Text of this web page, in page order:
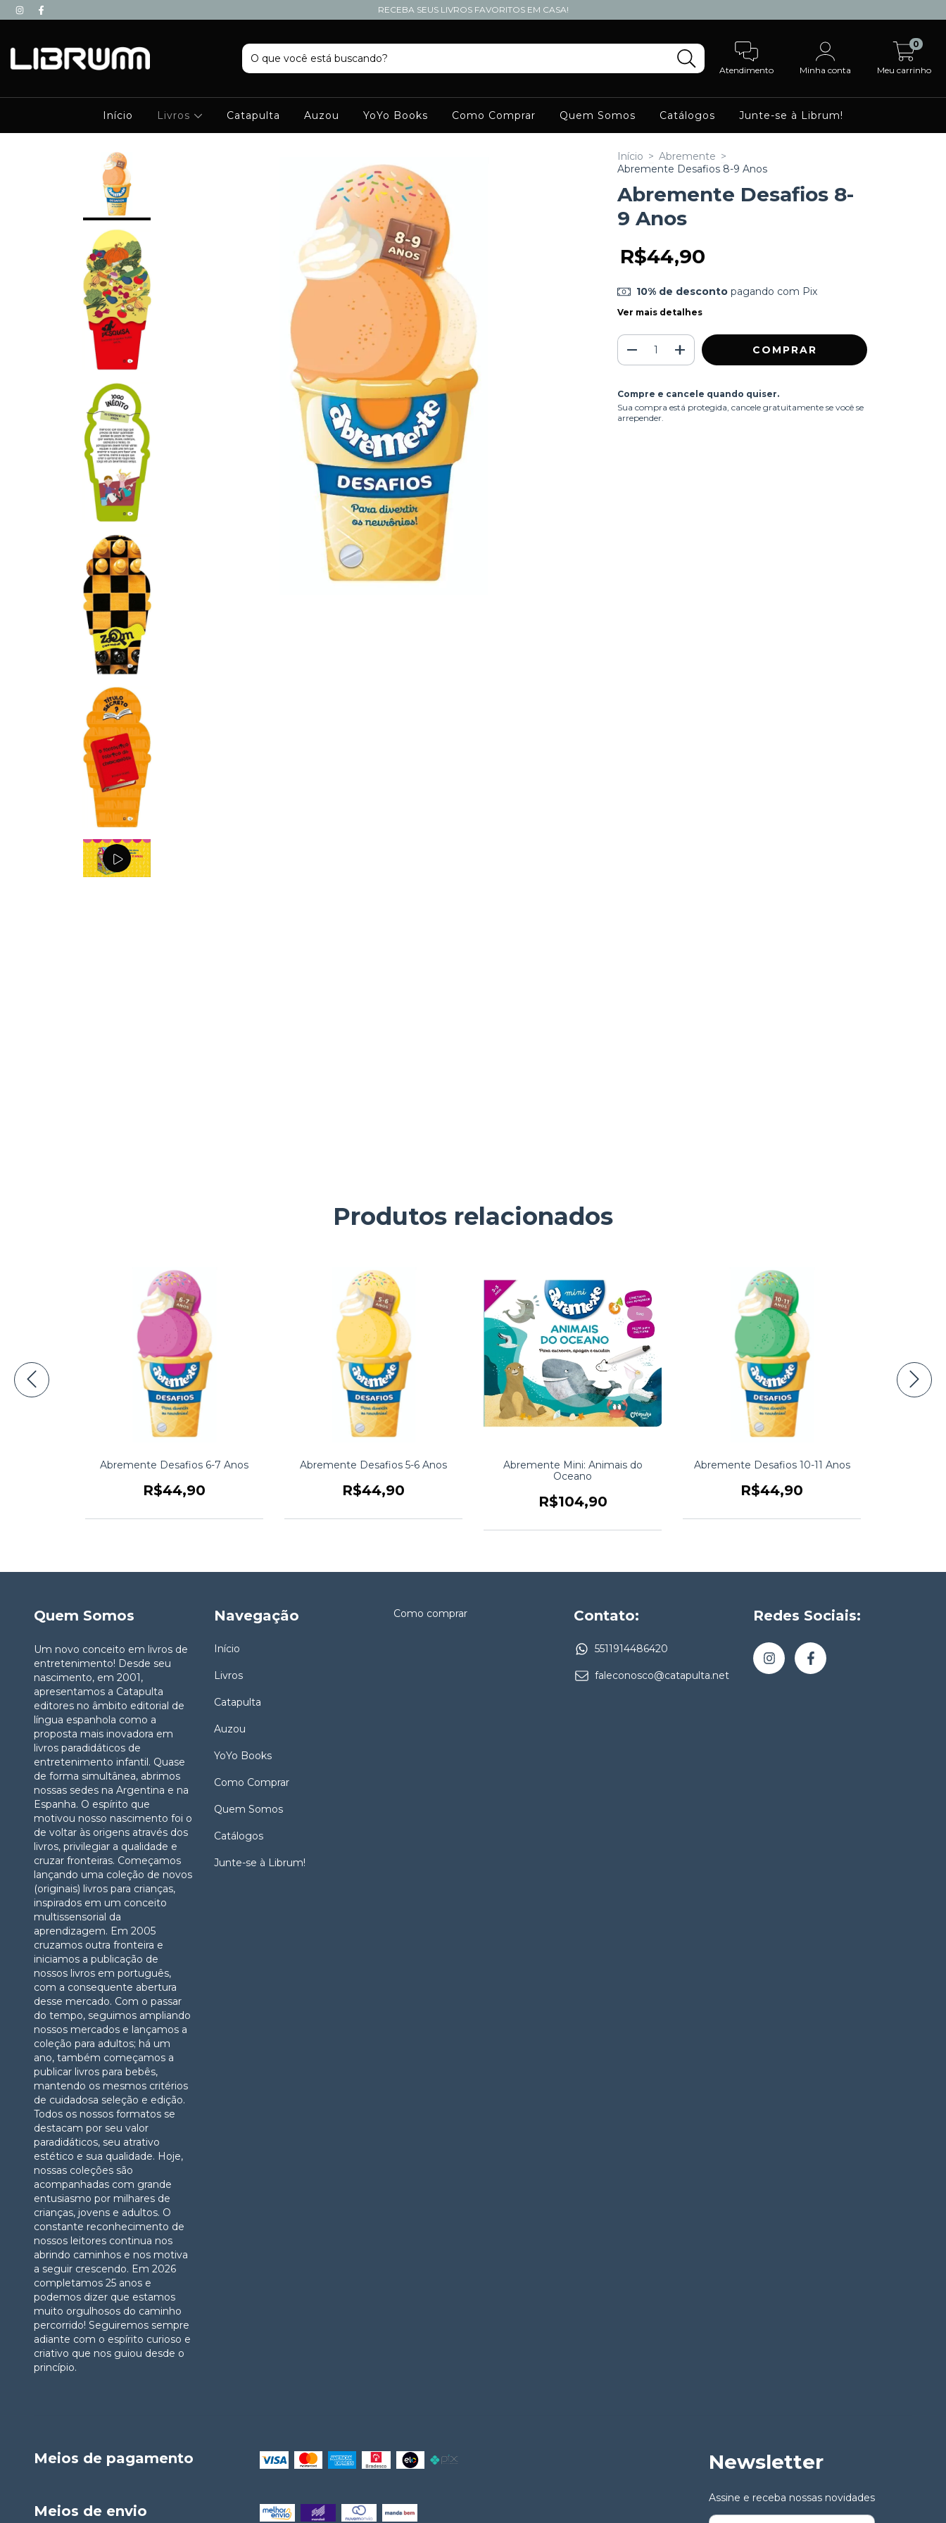
RECEBA SEUS LIVROS FAVORITOS EM CASA!
Atendimento Minha conta Meu carrinho
0
Início Livros Catapulta Auzou YoYo Books Como Comprar Quem Somos Catálogos Junte-se à Librum!
Início > Abremente >
Abremente Desafios 8-9 Anos
Abremente Desafios 8-
9 Anos
R$44,90
10% de descontopagando com Pix
Ver mais detalhes
Compre e cancele quando quiser.
Sua compra está protegida, cancele gratuitamente se você se
arrepender.
Produtos relacionados
Abremente Desafios 6-7 Anos
R$44,90
Abremente Desafios 5-6 Anos
R$44,90
Abremente Mini: Animais do
Oceano
R$104,90
Abremente Desafios 10-11 Anos
R$44,90
Quem Somos
Um novo conceito em livros de
entretenimento! Desde seu
nascimento, em 2001,
apresentamos a Catapulta
editores no âmbito editorial de
língua espanhola como a
proposta mais inovadora em
livros paradidáticos de
entretenimento infantil. Quase
de forma simultânea, abrimos
nossas sedes na Argentina e na
Espanha. O espírito que
motivou nosso nascimento foi o
de voltar às origens através dos
livros, privilegiar a qualidade e
cruzar fronteiras. Começamos
lançando uma coleção de novos
(originais) livros para crianças,
inspirados em um conceito
multissensorial da
aprendizagem. Em 2005
cruzamos outra fronteira e
iniciamos a publicação de
nossos livros em português,
com a consequente abertura
desse mercado. Com o passar
do tempo, seguimos ampliando
nossos mercados e lançamos a
coleção para adultos; há um
ano, também começamos a
publicar livros para bebês,
mantendo os mesmos critérios
de cuidadosa seleção e edição.
Todos os nossos formatos se
destacam por seu valor
paradidáticos, seu atrativo
estético e sua qualidade. Hoje,
nossas coleções são
acompanhadas com grande
entusiasmo por milhares de
crianças, jovens e adultos. O
constante reconhecimento de
nossos leitores continua nos
abrindo caminhos e nos motiva
a seguir crescendo. Em 2026
completamos 25 anos e
podemos dizer que estamos
muito orgulhosos do caminho
percorrido! Seguiremos sempre
adiante com o espírito curioso e
criativo que nos guiou desde o
princípio.
Navegação
Início
Livros
Catapulta
Auzou
YoYo Books
Como Comprar
Quem Somos
Catálogos
Junte-se à Librum!
Como comprar Contato:
5511914486420
faleconosco@catapulta.net
Redes Sociais:
Meios de pagamento
Meios de envio
Newsletter
Assine e receba nossas novidades